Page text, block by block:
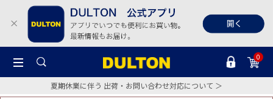
0
夏期休業に伴う 出荷・お問い合わせ対応について ＞